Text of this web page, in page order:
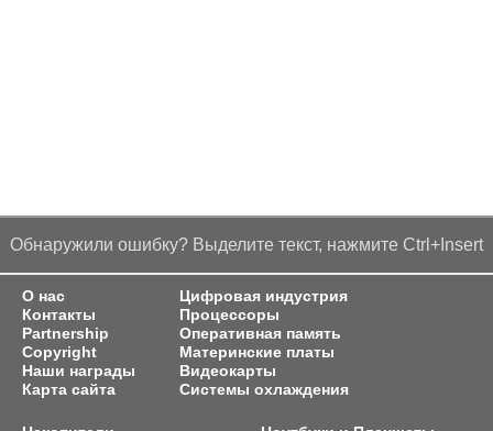
Обнаружили ошибку? Выделите текст, нажмите Ctrl+Insert
О нас
Контакты
Partnership
Copyright
Наши награды
Карта сайта
Цифровая индустрия
Процессоры
Оперативная память
Материнские платы
Видеокарты
Системы охлаждения